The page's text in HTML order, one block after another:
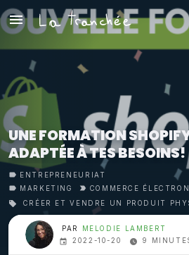
UNE FORMATION
ADAPTÉE À TES BESOINS!
ENTREPRENEURIAT
MARKETING
COMMERCE
CRÉER ET VENDRE UN PRODUIT
PAR
MELODIE LAMBERT
2022-10-20
9